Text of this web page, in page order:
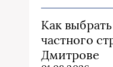
Как
частного
Дмитрове